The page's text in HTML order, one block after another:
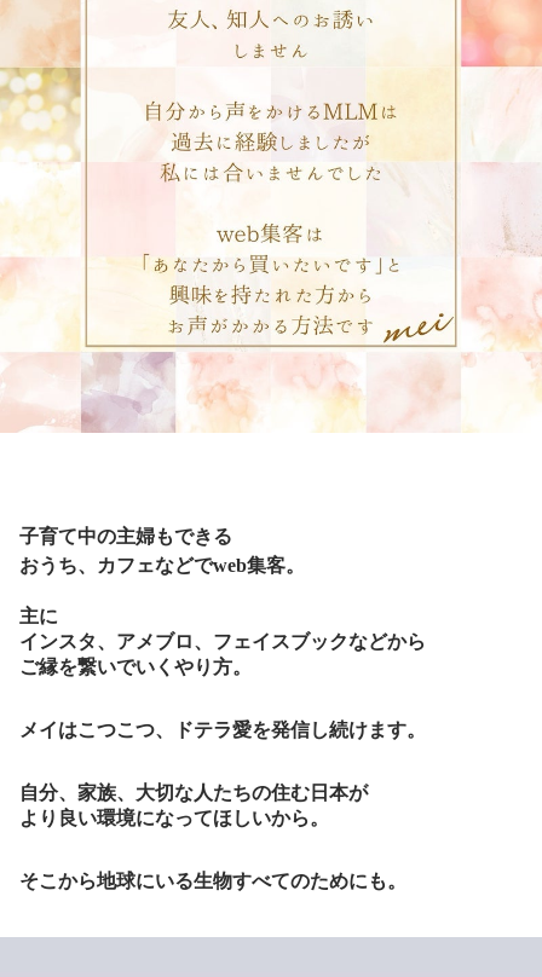
子育て中の主婦もできる
おうち、カフェなどでweb集客。
主に
インスタ、アメブロ、フェイスブックなどから
ご縁を繋いでいくやり方。
メイはこつこつ、ドテラ愛を発信し続けます。
自分、家族、大切な人たちの住む日本が
より良い環境になってほしいから。
そこから地球にいる生物すべてのためにも。